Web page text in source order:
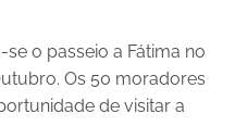
o passeio a Fátima no
Os 50 moradores
de visitar a